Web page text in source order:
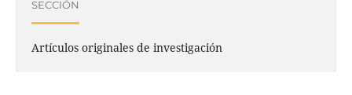
SECCIÓN
Artículos originales de investigación